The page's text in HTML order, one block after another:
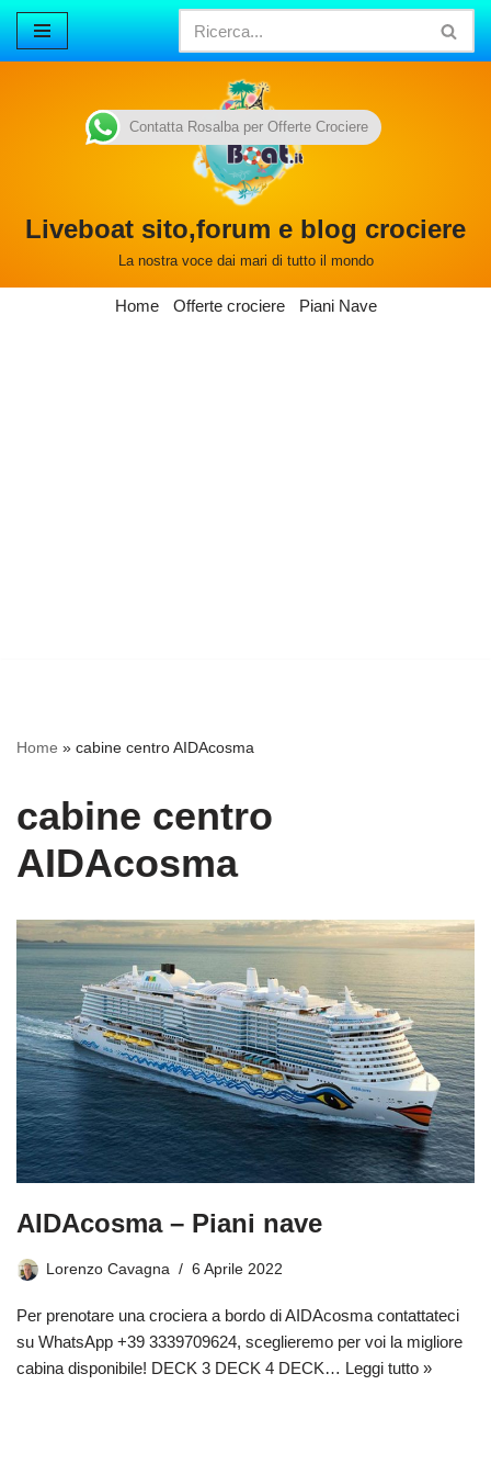
Vai
Liveboat sito,forum e blog crociere
La nostra voce dai mari di tutto il mondo
Home Offerte crociere Piani Nave
Home » cabine centro AIDAcosma
cabine centro
AIDAcosma
AIDAcosma – Piani nave
Lorenzo Cavagna 6 Aprile 2022
Per prenotare una crociera a bordo di AIDAcosma contattateci
su WhatsApp +39 3339709624, sceglieremo per voi la migliore
cabina disponibile! DECK 3 DECK 4 DECK… Leggi tutto »
Contatta Rosalba per Offerte Crociere